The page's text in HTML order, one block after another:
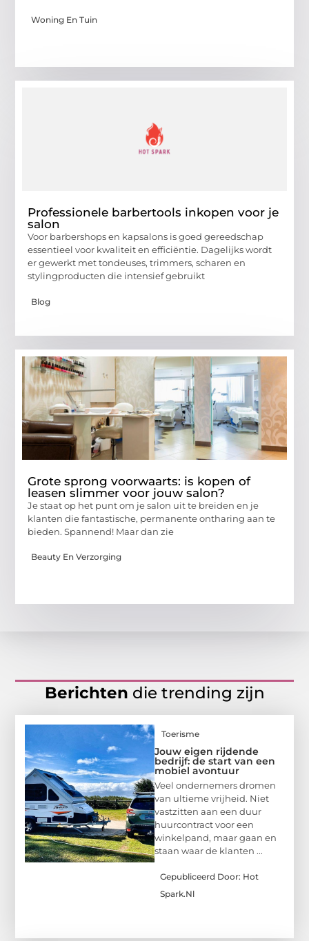
Woning En Tuin
Professionele barbertools inkopen voor je
salon
Voor barbershops en kapsalons is goed gereedschap
essentieel voor kwaliteit en efficiëntie. Dagelijks wordt
er gewerkt met tondeuses, trimmers, scharen en
stylingproducten die intensief gebruikt
Blog
Grote sprong voorwaarts: is kopen of
leasen slimmer voor jouw salon?
Je staat op het punt om je salon uit te breiden en je
klanten die fantastische, permanente ontharing aan te
bieden. Spannend! Maar dan zie
Beauty En Verzorging
Berichten die trending zijn
Toerisme
Jouw eigen rijdende
bedrijf: de start van een
mobiel avontuur
Veel ondernemers dromen
van ultieme vrijheid. Niet
vastzitten aan een duur
huurcontract voor een
winkelpand, maar gaan en
staan waar de klanten ...
Gepubliceerd Door: Hot
Spark.nl